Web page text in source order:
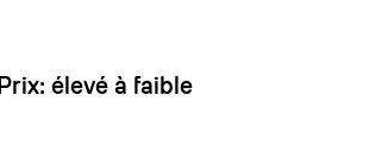
Prix: élevé à faible